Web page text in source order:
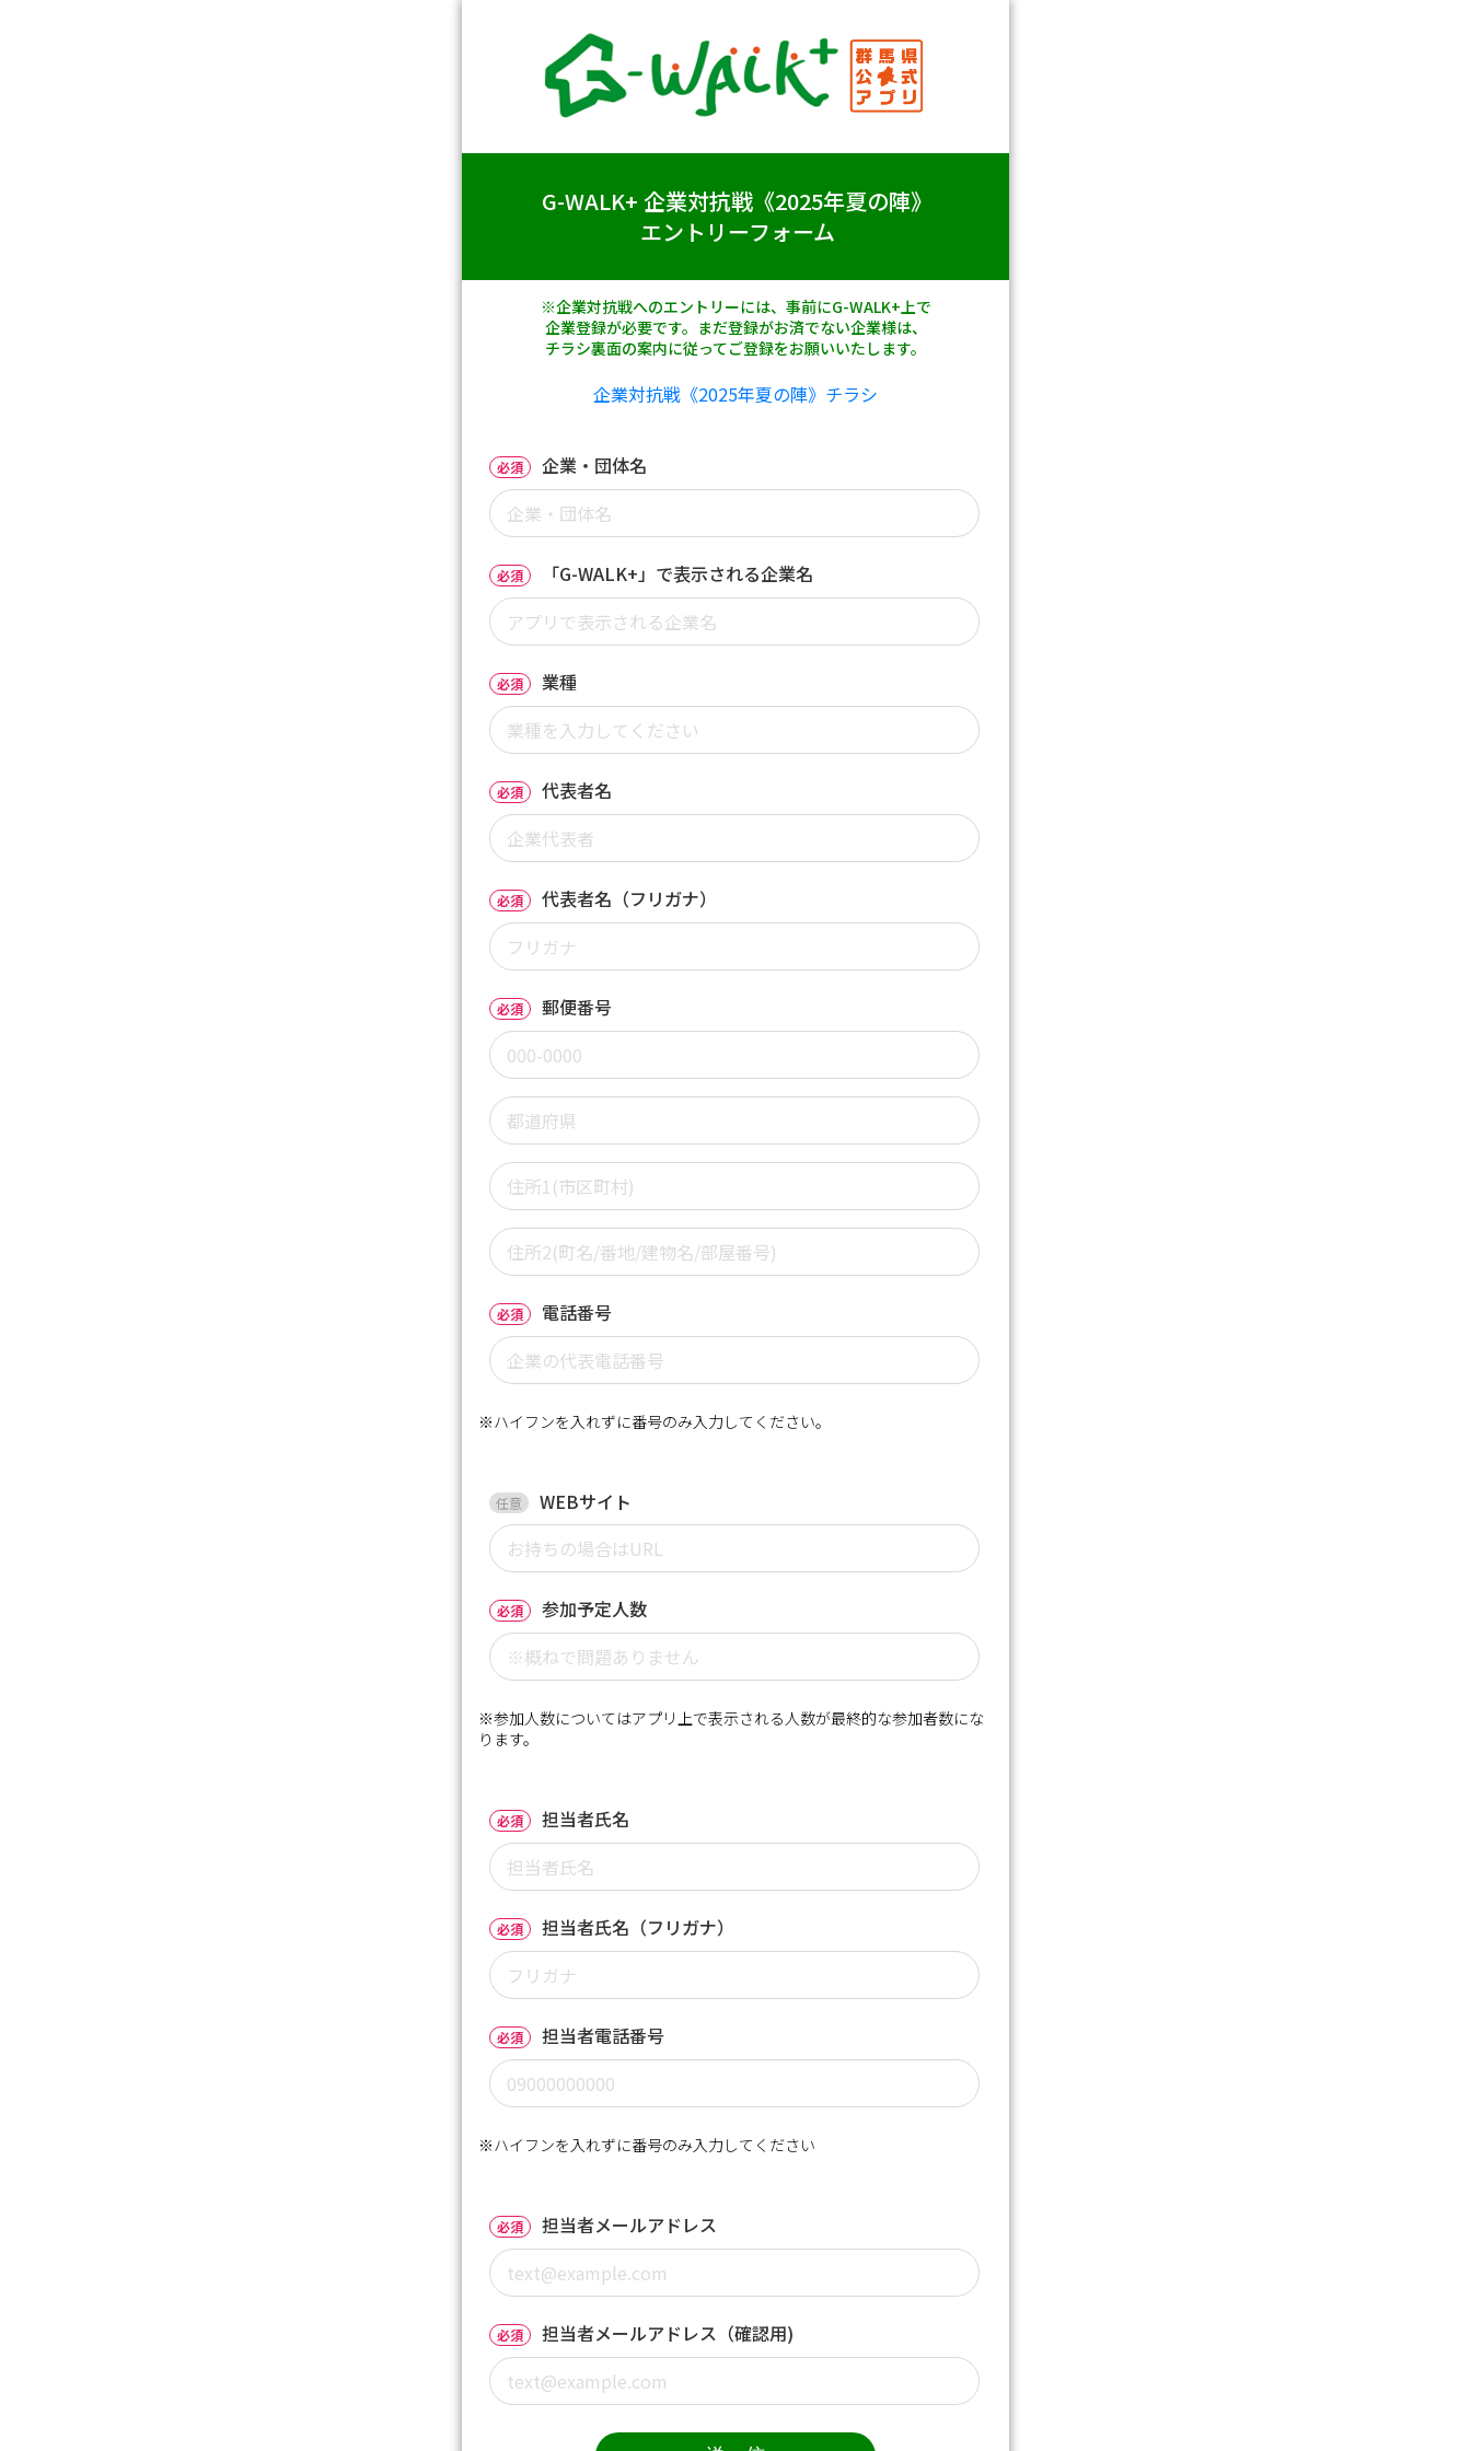
G-WALK+ 企業対抗戦《2025年夏の陣》
エントリーフォーム
※企業対抗戦へのエントリーには、事前にG-WALK+上で
企業登録が必要です。まだ登録がお済でない企業様は、
チラシ裏面の案内に従ってご登録をお願いいたします。
企業対抗戦《2025年夏の陣》チラシ
必須 企業・団体名
必須 「G-WALK+」で表示される企業名
必須 業種
必須 代表者名
必須 代表者名（フリガナ）
必須 郵便番号
必須 電話番号
※ハイフンを入れずに番号のみ入力してください。
任意 WEBサイト
必須 参加予定人数
※参加人数についてはアプリ上で表示される人数が最終的な参加者数にな
ります。
必須 担当者氏名
必須 担当者氏名（フリガナ）
必須 担当者電話番号
※ハイフンを入れずに番号のみ入力してください
必須 担当者メールアドレス
必須 担当者メールアドレス（確認用)